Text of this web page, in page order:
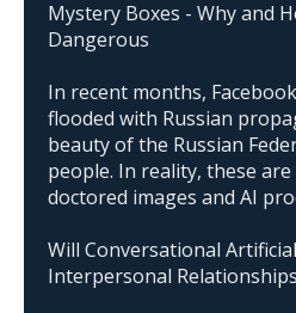
Mystery Boxes - Why and
Dangerous
In recent months,
flooded with Russian
beauty of the Russian
people. In reality, these
doctored images and AI
Will Conversational
Interpersonal